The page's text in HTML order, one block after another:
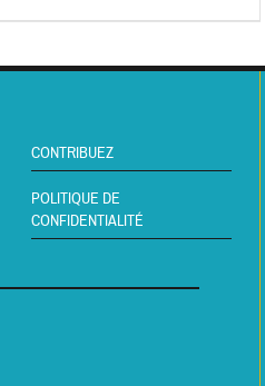
CONTRIBUEZ
POLITIQUE DE
CONFIDENTIALITÉ